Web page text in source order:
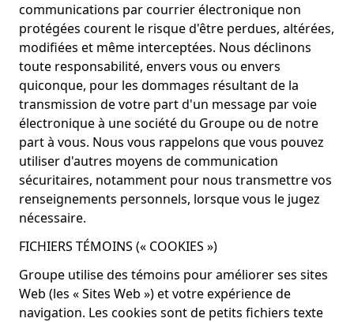
communications par courrier électronique non
protégées courent le risque d'être perdues, altérées,
modifiées et même interceptées. Nous déclinons
toute responsabilité, envers vous ou envers
quiconque, pour les dommages résultant de la
transmission de votre part d'un message par voie
électronique à une société du Groupe ou de notre
part à vous. Nous vous rappelons que vous pouvez
utiliser d'autres moyens de communication
sécuritaires, notamment pour nous transmettre vos
renseignements personnels, lorsque vous le jugez
nécessaire.
FICHIERS TÉMOINS (« COOKIES »)
Groupe utilise des témoins pour améliorer ses sites
Web (les « Sites Web ») et votre expérience de
navigation. Les cookies sont de petits fichiers texte